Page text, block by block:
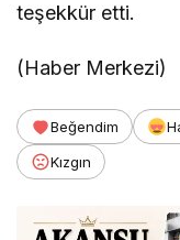
teşekkür etti.
(Haber Merkezi)
Beğendim
Kızgın